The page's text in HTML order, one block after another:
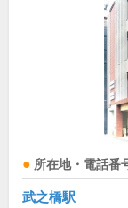
所在地・電話番
武之橋駅